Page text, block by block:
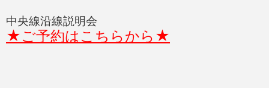
中央線沿線説明会
★ご予約はこちらから★